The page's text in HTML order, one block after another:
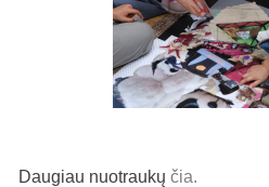
Daugiau nuotraukųčia.